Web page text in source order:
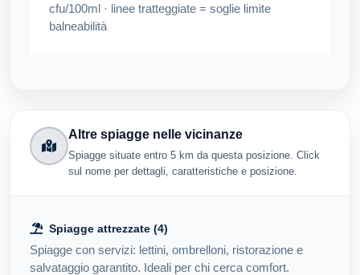
cfu/100ml · linee tratteggiate = soglie limite
balneabilità
Altre spiagge nelle vicinanze
Spiagge situate entro 5 km da questa posizione. Click
sul nome per dettagli, caratteristiche e posizione.
Spiagge attrezzate (4)
Spiagge con servizi: lettini, ombrelloni, ristorazione e
salvataggio garantito. Ideali per chi cerca comfort.